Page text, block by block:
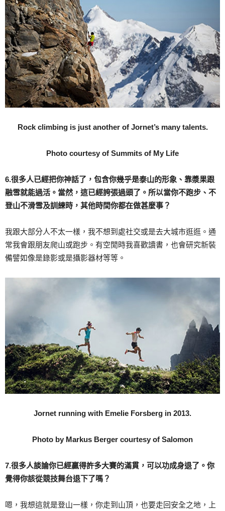
Rock climbing is just another of Jornet’s many talents.
Photo courtesy of Summits of My Life
6.很多人已經把你神話了，包含你幾乎是泰山的形象、靠漿果跟
融雪就能過活。當然，這已經誇張過頭了。所以當你不跑步、不
登山不滑雪及訓練時，其他時間你都在做甚麼事？
我跟大部分人不太一樣，我不想到處社交或是去大城市逛逛。通
常我會跟朋友爬山或跑步。有空閒時我喜歡讀書，也會研究新裝
備譬如像是錄影或是攝影器材等等。
Jornet running with Emelie Forsberg in 2013.
Photo by Markus Berger courtesy of Salomon
7.很多人談論你已經贏得許多大賽的滿貫，可以功成身退了。你
覺得你該從競技舞台退下了嗎？
嗯，我想這就是登山一樣，你走到山頂，也要走回安全之地，上